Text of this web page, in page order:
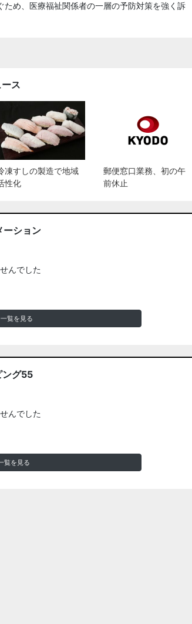
め、医療福祉関係者の一層の予防対策を強く訴
ス
凍すしの製造で地域
性化
郵便窓口業務、初の午
前休止
ーション
んでした
覧を見る
ング55
んでした
覧を見る